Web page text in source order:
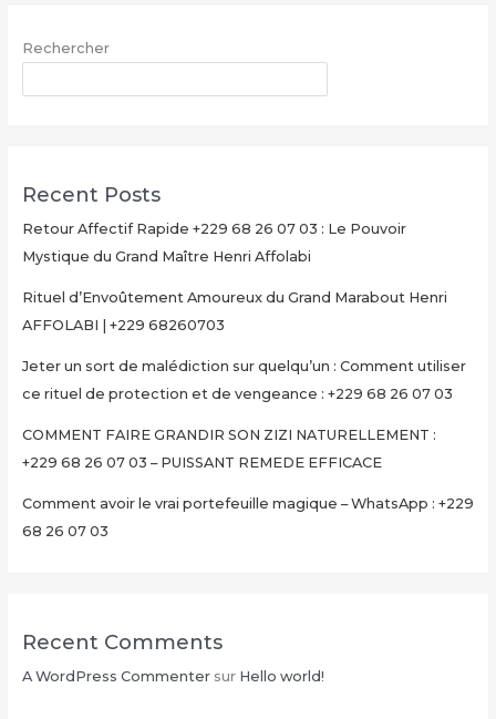
:
68
Rechercher
Recent Posts
Retour Affectif Rapide +229 68 26 07 03 : Le Pouvoir
Mystique du Grand Maître Henri Affolabi
Rituel d’Envoûtement Amoureux du Grand Marabout Henri
AFFOLABI | +229 68260703
Jeter un sort de malédiction sur quelqu’un : Comment utiliser
ce rituel de protection et de vengeance : +229 68 26 07 03
COMMENT FAIRE GRANDIR SON ZIZI NATURELLEMENT :
+229 68 26 07 03 – PUISSANT REMEDE EFFICACE
Comment avoir le vrai portefeuille magique – WhatsApp : +229
68 26 07 03
Recent Comments
A WordPress Commentersur Hello world!